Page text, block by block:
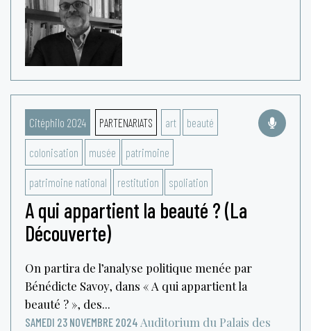
Citéphilo 2024 PARTENARIATS art beauté
colonisation musée patrimoine
patrimoine national restitution spoliation
A qui appartient la beauté ? (La
Découverte)
On partira de l’analyse politique menée par
Bénédicte Savoy, dans « A qui appartient la
beauté ? », des...
SAMEDI 23 NOVEMBRE 2024 Auditorium du Palais des